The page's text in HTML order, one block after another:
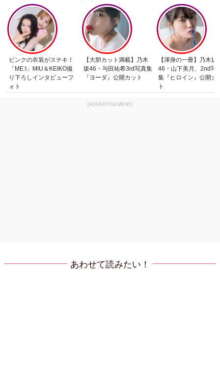
ピンクの衣装がステキ！
「ME:I」MIU＆KEIKO撮
り下ろしインタビューフ
ォト
【大胆カット満載】乃木
坂46・与田祐希3rd写真集
『ヨーダ』公開カット
【渾身の一冊】乃木坂
46・山下美月、2nd写
集『ヒロイン』公開カ
ト
[ADVERTISEMENT]
あわせて読みたい！